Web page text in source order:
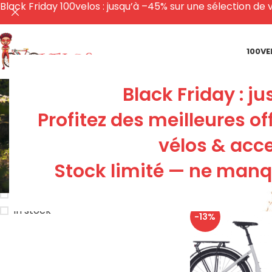
Black Friday :
Profitez des meilleures
vélos &
Stock limité — ne
11
STOCK STATUS
In stock
Accueil
-13%
Black Friday 100velos : jusqu’à –45% sur une sélection